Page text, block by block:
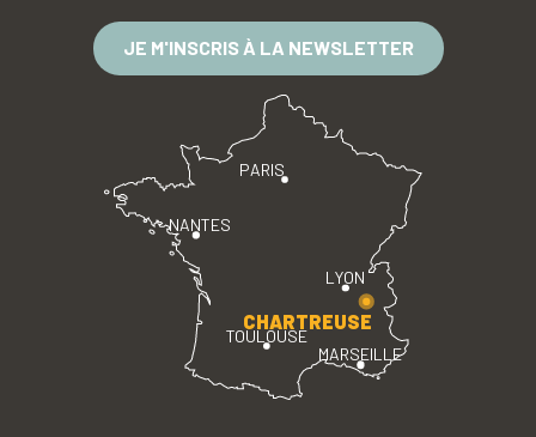
JE M'INSCRIS À LA NEWSLETTER
PARIS
LYON
TOULOUSE
MARSEILLE
NANTES
CHARTREUSE